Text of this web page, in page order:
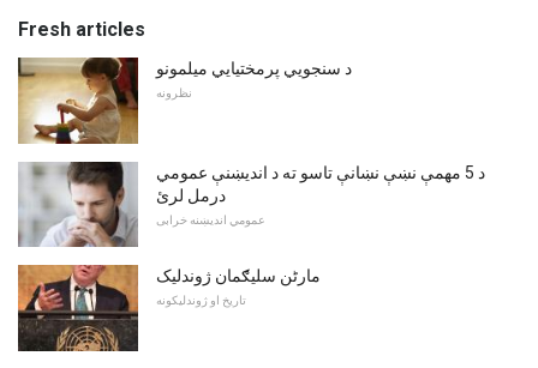
Fresh articles
د سنجویي پرمختیایي میلمونو
نظرونه
د 5 مهمې نښې نښانې تاسو ته د اندیښنې عمومي
درمل لرئ
عمومي اندیښنه خرابی
مارٹن سلیګمان ژوندلیک
تاریخ او ژوندلیکونه